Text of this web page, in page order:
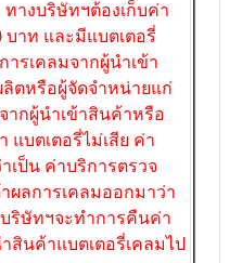
างบริษัทฯต้องเก็บค่า
บาท และมีแบตเตอรี่
ารเคลมจากผู้นำเข้า
ตหรือผู้จัดจำหน่ายแก่
ากผู้นำเข้าสินค้าหรือ
แบตเตอรี่ไม่เสีย ค่า
เป็น ค่าบริการตรวจ
ผลการเคลมออกมาว่า
ริษัทฯจะทำการคืนค่า
สินค้าแบตเตอรี่เคลมไป